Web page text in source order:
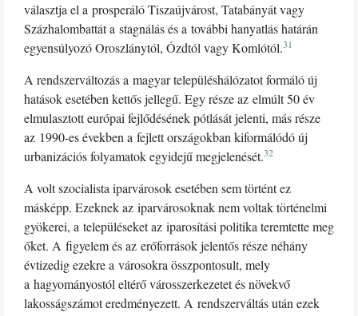
választja el a prosperáló Tiszaújvárost, Tatabányát vagy
Százhalombattát a stagnálás és a további hanyatlás határán
egyensúlyozó Oroszlánytól, Ózdtól vagy Komlótól.31
A rendszerváltozás a magyar településhálózatot formáló új
hatások esetében kettős jellegű. Egy része az elmúlt 50 év
elmulasztott európai fejlődésének pótlását jelenti, más része
az 1990-es években a fejlett országokban kiformálódó új
urbanizációs folyamatok egyidejű megjelenését.32
A volt szocialista iparvárosok esetében sem történt ez
másképp. Ezeknek az iparvárosoknak nem voltak történelmi
gyökerei, a településeket az iparosítási politika teremtette meg
őket. A figyelem és az erőforrások jelentős része néhány
évtizedig ezekre a városokra összpontosult, mely
a hagyományostól eltérő városszerkezetet és növekvő
lakosságszámot eredményezett. A rendszerváltás után ezek